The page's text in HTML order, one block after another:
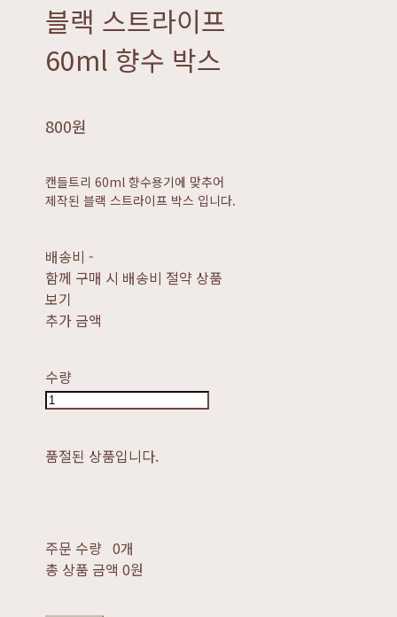
블랙 스트라이프
60ml 향수 박스
800원
캔들트리 60ml 향수용기에 맞추어
제작된 블랙 스트라이프 박스 입니다.
배송비-
함께 구매 시 배송비 절약 상품
보기
추가 금액
수량
품절된 상품입니다.
주문 수량 0개
총 상품 금액 0원